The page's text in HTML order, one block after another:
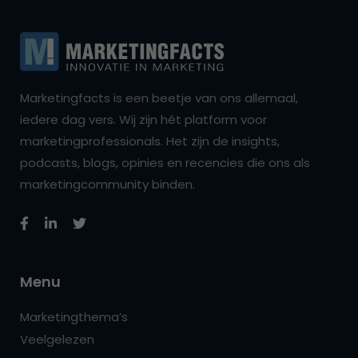
Marketingfacts is een beetje van ons allemaal,
iedere dag vers. Wij zijn hét platform voor
marketingprofessionals. Het zijn de insights,
podcasts, blogs, opinies en recencies die ons als
marketingcommunity binden.
Menu
Marketingthema’s
Veelgelezen